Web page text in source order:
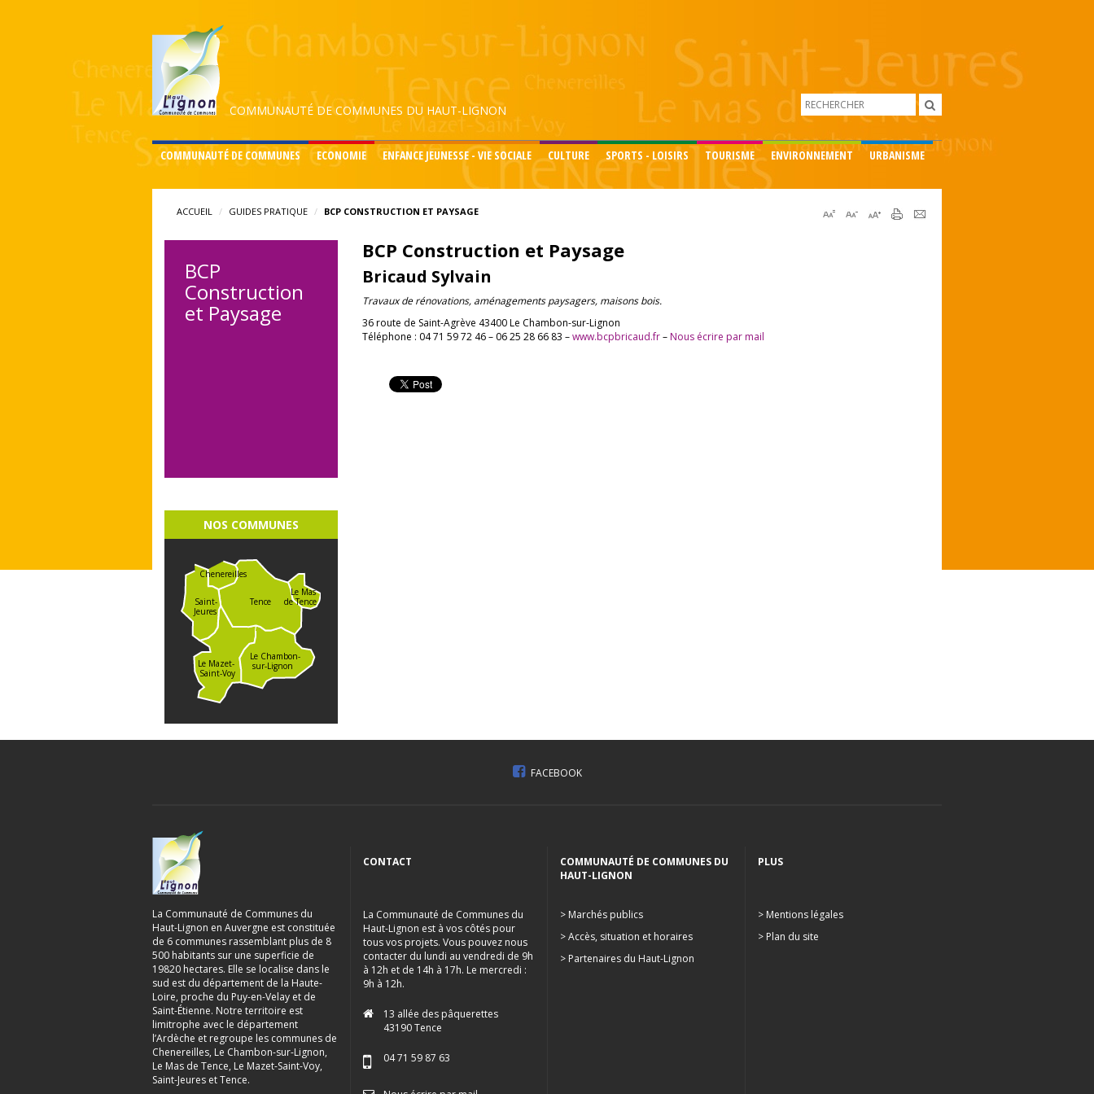
COMMUNAUTÉ DE COMMUNES DU HAUT-LIGNON
COMMUNAUTÉ DE COMMUNES ECONOMIE ENFANCE JEUNESSE - VIE SOCIALE CULTURE SPORTS - LOISIRS TOURISME ENVIRONNEMENT URBANISME
ACCUEIL GUIDES PRATIQUE BCP CONSTRUCTION ET PAYSAGE
BCP
Construction
et Paysage
NOS COMMUNES
Le Chambon-
sur-Lignon
Le Mazet-
Saint-Voy
Tence
Chenereilles
Saint-
Jeures
Le Mas
de Tence
BCP Construction et Paysage
Bricaud Sylvain
Travaux de rénovations, aménagements paysagers, maisons bois.
36 route de Saint-Agrève 43400 Le Chambon-sur-Lignon
Téléphone : 04 71 59 72 46 – 06 25 28 66 83 –www.bcpbricaud.fr– Nous écrire par mail
FACEBOOK
La Communauté de Communes du
Haut-Lignon en Auvergne est constituée
de 6 communes rassemblant plus de 8
500 habitants sur une superficie de
19820 hectares. Elle se localise dans le
sud est du département de la Haute-
Loire, proche du Puy-en-Velay et de
Saint-Étienne. Notre territoire est
limitrophe avec le département
l’Ardèche et regroupe les communes de
Chenereilles, Le Chambon-sur-Lignon,
Le Mas de Tence, Le Mazet-Saint-Voy,
Saint-Jeures et Tence.
CONTACT
La Communauté de Communes du
Haut-Lignon est à vos côtés pour
tous vos projets. Vous pouvez nous
contacter du lundi au vendredi de 9h
à 12h et de 14h à 17h. Le mercredi :
9h à 12h.
13 allée des pâquerettes
43190 Tence
04 71 59 87 63
COMMUNAUTÉ DE COMMUNES DU
HAUT-LIGNON
> Marchés publics
> Accès, situation et horaires
> Partenaires du Haut-Lignon
PLUS
> Mentions légales
> Plan du site